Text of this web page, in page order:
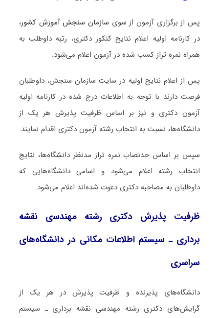
پس از برگزاری آزمون از سوی سازمان سنجش آموزش کشور،
در کارنامه اولیه اعلام نتایج کنکور دکتری، رتبه داوطلب به
همراه نمره تراز کسب شده در آزمون اعلام می‌شود.
پس از اعلام نتایج اولیه در سایت سازمان سنجش، داوطلبان
فرصت دارند با توجه به اطلاعات درج شده در کارنامه اولیه
آزمون دکتری و نیز بر اساس ظرفیت پذیرش هر یک از
دانشگاه‌ها، نسبت به انتخاب رشته آزمون دکتری اقدام نمایند.
سپس بر اساس حدنصاب نمره تراز مدنظر دانشگاه‌ها، نتایج
انتخاب رشته اعلام می‌شود و اسامی دانشگاه‌هایی که
داوطلبان به مصاحبه دکتری دعوت شده‌اند اعلام می‌شود.
ظرفیت پذیرش دکتری رشته مهندﺳی نقشه
برداری ـ ﺳﻴﺴﺘﻢ اﻃﻼﻋﺎت مکانی در دانشگاه‌های
سراسری
دانشگاه‌های پذیرنده و ظرفیت پذیرش در هر یک از
گرایش‌های دکتری رشته ﻣﻬﻨﺪسی نقشه برداری ـ ﺳﻴﺴﺘﻢ